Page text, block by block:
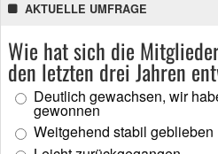
AKTUELLE UMFRAGE
Wie hat sich die
den letzten drei Jahren
Deutlich gewachsen, wir
gewonnen
Weitgehend stabil geblieben